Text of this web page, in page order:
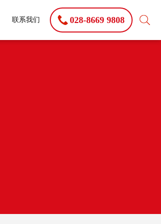
联系我们 028-8669 9808